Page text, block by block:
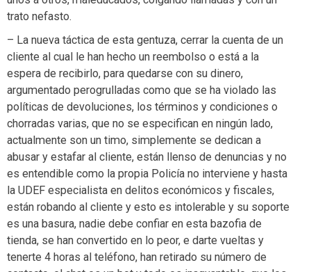
trato nefasto.
– La nueva táctica de esta gentuza, cerrar la cuenta de un
cliente al cual le han hecho un reembolso o está a la
espera de recibirlo, para quedarse con su dinero,
argumentado perogrulladas como que se ha violado las
políticas de devoluciones, los términos y condiciones o
chorradas varias, que no se especifican en ningún lado,
actualmente son un timo, simplemente se dedican a
abusar y estafar al cliente, están llenso de denuncias y no
es entendible como la propia Policía no interviene y hasta
la UDEF especialista en delitos económicos y fiscales,
están robando al cliente y esto es intolerable y su soporte
es una basura, nadie debe confiar en esta bazofia de
tienda, se han convertido en lo peor, e darte vueltas y
tenerte 4 horas al teléfono, han retirado su número de